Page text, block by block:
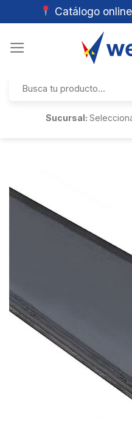
Catálogo
por:
Sucursal: